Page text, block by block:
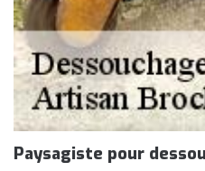
Paysagiste pour